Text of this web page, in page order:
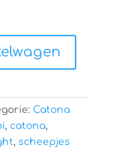
Catona
, catona,
, scheepjes